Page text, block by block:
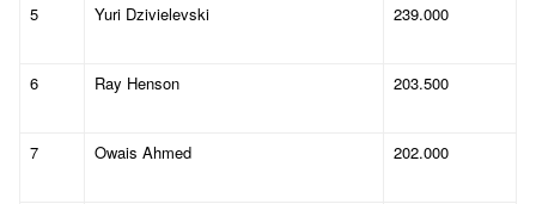
5 Yuri Dzivielevski 239.000
6 Ray Henson 203.500
7 Owais Ahmed 202.000